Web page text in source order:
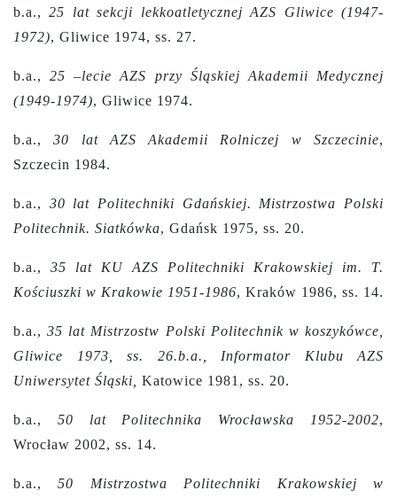
b.a.,25 lat sekcji lekkoatletycznej AZS Gliwice (1947-
1972), Gliwice 1974, ss. 27.
b.a.,25 –lecie AZS przy Śląskiej Akademii Medycznej
(1949-1974), Gliwice 1974.
b.a.,30 lat AZS Akademii Rolniczej w Szczecinie,
Szczecin 1984.
b.a., 30 lat Politechniki Gdańskiej. Mistrzostwa Polski
Politechnik. Siatkówka, Gdańsk 1975, ss. 20.
b.a., 35 lat KU AZS Politechniki Krakowskiej im. T.
Kościuszki w Krakowie 1951-1986, Kraków 1986, ss. 14.
b.a.,35 lat Mistrzostw Polski Politechnik w koszykówce,
Gliwice 1973, ss. 26.b.a., Informator Klubu AZS
Uniwersytet Śląski,
Katowice 1981, ss. 20.
b.a., 50 lat Politechnika Wrocławska 1952-2002,
Wrocław 2002, ss. 14.
b.a.,50 Mistrzostwa Politechniki Krakowskiej w